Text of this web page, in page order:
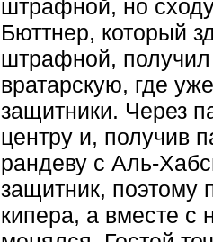
штрафной, но
Бюттнер, который
штрафной, получил
вратарскую, где
защитники. Через
центру и, получив
рандеву с Аль-
защитник, поэтому
кипера, а вместе с